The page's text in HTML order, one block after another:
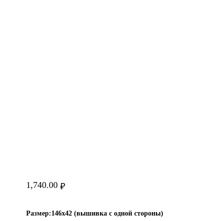
₽
1,740.00
Размер:146х42 (вышивка с одной стороны)